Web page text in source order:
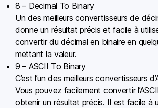
8 – Decimal To Binary
Un des meilleurs convertisseurs de
donne un résultat précis et facile à
convertir du décimal en binaire en
mettant la valeur.
9 – ASCII To Binary
C’est l’un des meilleurs convertisseurs
Vous pouvez facilement convertir
obtenir un résultat précis. Il est facile à